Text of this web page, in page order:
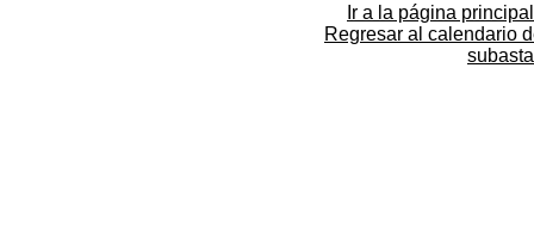
Ir a la página principal
Regresar al calendario